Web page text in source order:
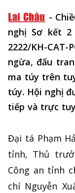
-
nghị Sơ kết
2222/KH-CAT-
ngừa, đấu
ma túy trên
túy. Hội nghị
tiếp và trực
Đại tá Phạm
tỉnh, Thủ
Công an tỉnh
chí Nguyễn